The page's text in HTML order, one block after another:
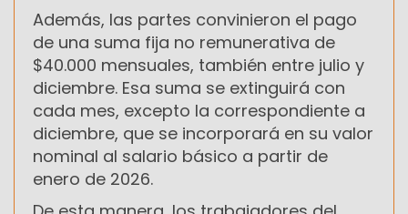
Además, las partes convinieron el pago
de una suma fija no remunerativa de
$40.000 mensuales, también entre julio y
diciembre. Esa suma se extinguirá con
cada mes, excepto la correspondiente a
diciembre, que se incorporará en su valor
nominal al salario básico a partir de
enero de 2026.